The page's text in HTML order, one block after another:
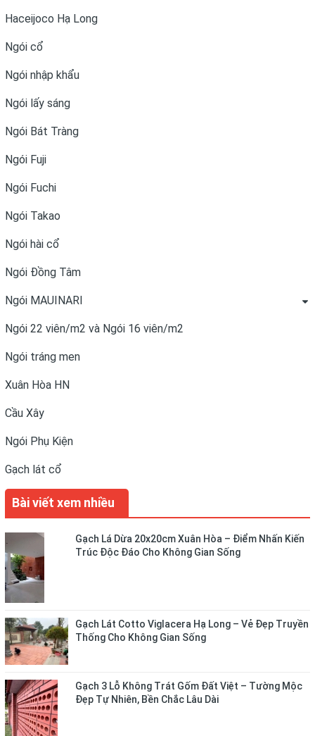
Haceijoco Hạ Long
Ngói cổ
Ngói nhập khẩu
Ngói lấy sáng
Ngói Bát Tràng
Ngói Fuji
Ngói Fuchi
Ngói Takao
Ngói hài cổ
Ngói Đồng Tâm
Ngói MAUINARI
Ngói 22 viên/m2 và Ngói 16 viên/m2
Ngói tráng men
Xuân Hòa HN
Cầu Xây
Ngói Phụ Kiện
Gạch lát cổ
Bài viết xem nhiều
Gạch Lá Dừa 20x20cm Xuân Hòa – Điểm Nhấn Kiến
Trúc Độc Đáo Cho Không Gian Sống
Gạch Lát Cotto Viglacera Hạ Long – Vẻ Đẹp Truyền
Thống Cho Không Gian Sống
Gạch 3 Lỗ Không Trát Gốm Đất Việt – Tường Mộc
Đẹp Tự Nhiên, Bền Chắc Lâu Dài